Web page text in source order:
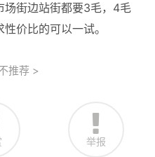
场街边站街都要3毛，4毛
价比的可以一试。
推荐 >
举报